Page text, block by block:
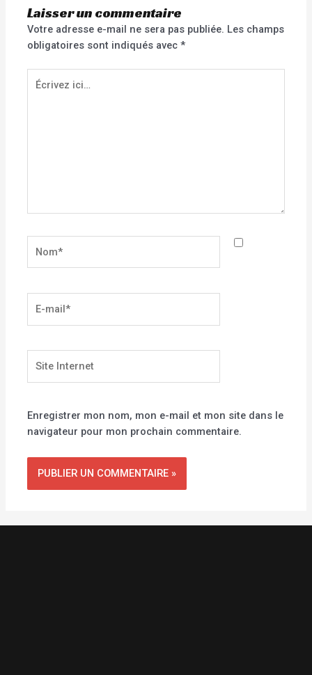
Laisser un commentaire
Votre adresse e-mail ne sera pas publiée. Les champs
obligatoires sont indiqués avec*
Écrivez
ici…
mail*
Internet
Enregistrer mon nom, mon e-mail et mon site dans le
navigateur pour mon prochain commentaire.